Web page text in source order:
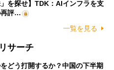
を探せ】TDK：AIインフラを支
再評…
一覧を見る
サーチ
どう打開するか？中国の下半期